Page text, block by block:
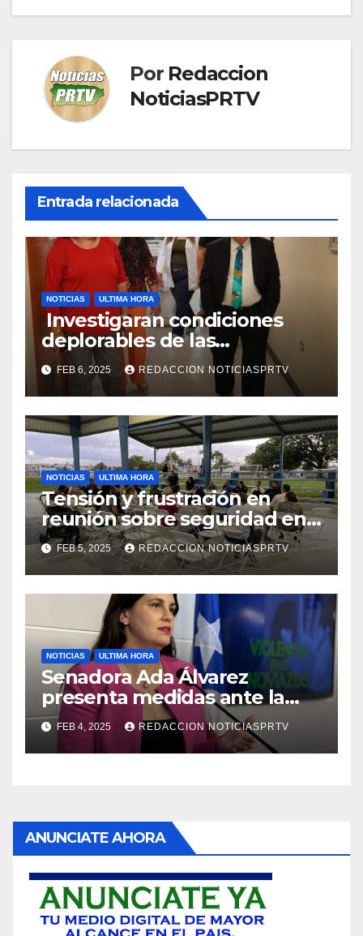
Por Redaccion
NoticiasPRTV
Entrada relacionada
NOTICIAS ULTIMA HORA
Investigaran condiciones
deplorables de las
facilidades el Departamento
de la Salud en Mayagüez
FEB 6, 2025 REDACCION NOTICIASPRTV
NOTICIAS ULTIMA HORA
Tensión y frustración en
reunión sobre seguridad en
Reparto Metropolitano
FEB 5, 2025 REDACCION NOTICIASPRTV
NOTICIAS ULTIMA HORA
Senadora Ada Álvarez
presenta medidas ante la
violencia en el noviazgo
FEB 4, 2025 REDACCION NOTICIASPRTV
ANUNCIATE AHORA